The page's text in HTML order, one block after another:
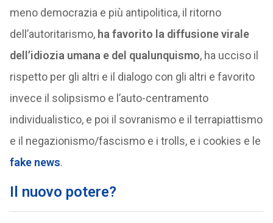
meno democrazia e più antipolitica, il ritorno
dell’autoritarismo, ha favorito la diffusione virale
dell’idiozia umana e del qualunquismo, ha ucciso il
rispetto per gli altri e il dialogo con gli altri e favorito
invece il solipsismo e l’auto-centramento
individualistico, e poi il sovranismo e il terrapiattismo
e il negazionismo/fascismo e i trolls, e i cookies e le
fake news.
Il nuovo potere?